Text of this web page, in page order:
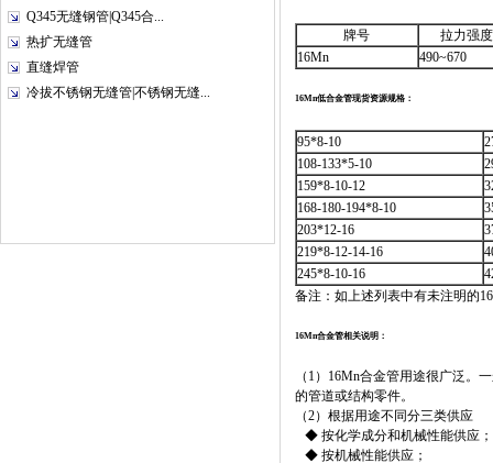
Q345无缝钢管|Q345合...
热扩无缝管
直缝焊管
冷拔不锈钢无缝管|不锈钢无缝...
牌号
拉力强
16Mn
490~670
16Mn低合金管现货资源规格：
95*8-10
108-133*5-10
159*8-10-12
168-180-194*8-10
203*12-16
219*8-12-14-16
245*8-10-16
备注：如上述列表中有未注明的
16Mn合金管相关说明：
（1）16Mn合金管用途很广泛。
的管道或结构零件。
（2）根据用途不同分三类供应
◆ 按化学成分和机械性能供应；
◆ 按机械性能供应；